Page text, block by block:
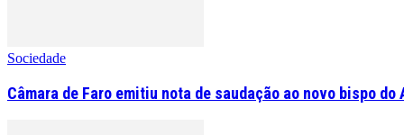
Sociedade
Câmara de Faro emitiu nota de saudação ao novo bispo do